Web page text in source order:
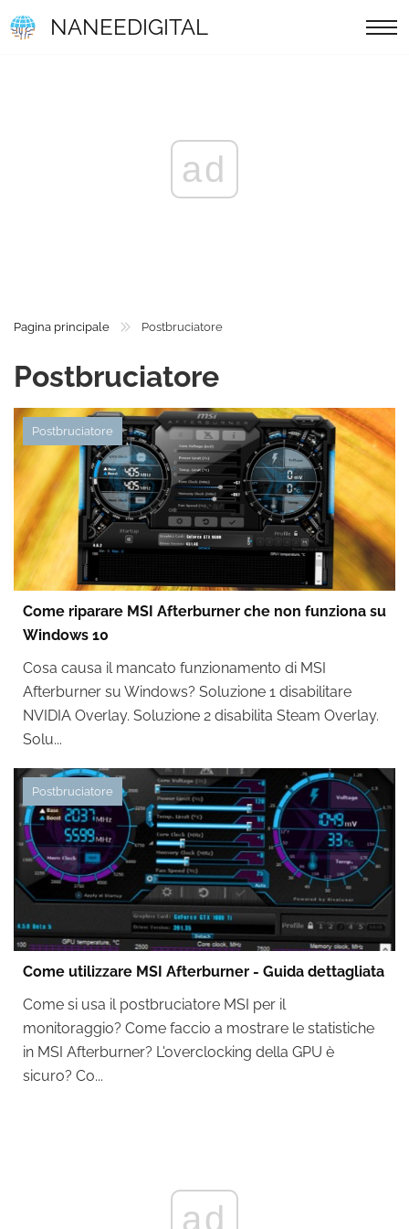
NANEEDIGITAL
ad
Pagina principale Postbruciatore
Postbruciatore
Postbruciatore
Come riparare MSI Afterburner che non funziona su
Windows 10
Cosa causa il mancato funzionamento di MSI
Afterburner su Windows? Soluzione 1 disabilitare
NVIDIA Overlay. Soluzione 2 disabilita Steam Overlay.
Solu...
Postbruciatore
Come utilizzare MSI Afterburner - Guida dettagliata
Come si usa il postbruciatore MSI per il
monitoraggio? Come faccio a mostrare le statistiche
in MSI Afterburner? L'overclocking della GPU è
sicuro? Co...
ad